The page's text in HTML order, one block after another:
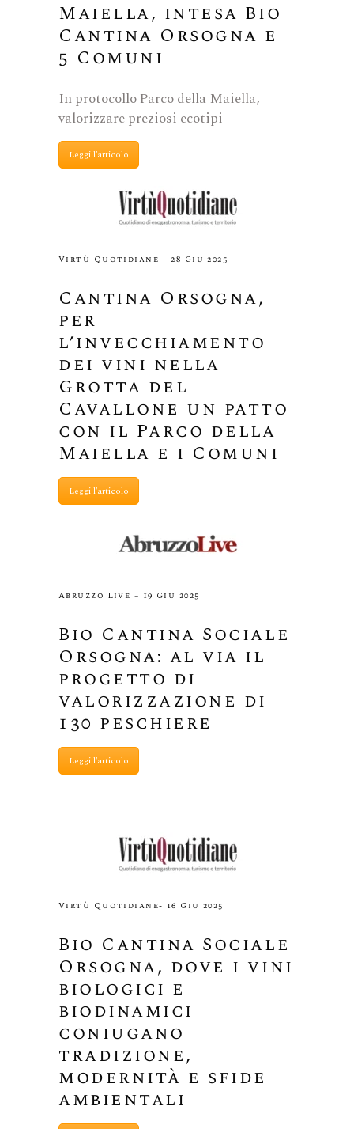
Maiella, intesa Bio
Cantina Orsogna e
5 Comuni
In protocollo Parco della Maiella,
valorizzare preziosi ecotipi
Leggi l'articolo
Virtù Quotidiane – 28 Giu 2025
Cantina Orsogna,
per
l’invecchiamento
dei vini nella
Grotta del
Cavallone un patto
con il Parco della
Maiella e i Comuni
Leggi l'articolo
Abruzzo Live – 19 Giu 2025
Bio Cantina Sociale
Orsogna: al via il
progetto di
valorizzazione di
130 peschiere
Leggi l'articolo
Virtù Quotidiane- 16 Giu 2025
Bio Cantina Sociale
Orsogna, dove i vini
biologici e
biodinamici
coniugano
tradizione,
modernità e sfide
ambientali